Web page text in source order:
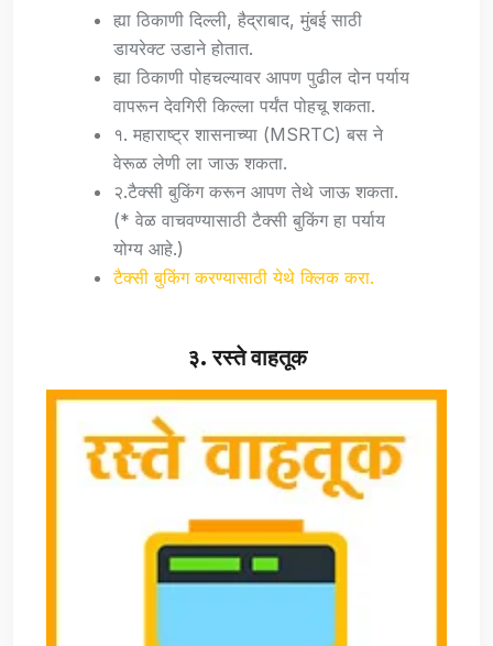
ह्या ठिकाणी दिल्ली, हैद्राबाद, मुंबई साठी
डायरेक्ट उडाने होतात.
ह्या ठिकाणी पोहचल्यावर आपण पुढील दोन पर्याय
वापरून देवगिरी किल्ला पर्यंत पोहचू शकता.
१. महाराष्ट्र शासनाच्या (MSRTC) बस ने
वेरूळ लेणी ला जाऊ शकता.
२.टैक्सी बुकिंग करून आपण तेथे जाऊ शकता.
(* वेळ वाचवण्यासाठी टैक्सी बुकिंग हा पर्याय
योग्य आहे.)
टैक्सी बुकिंग करण्यासाठी येथे क्लिक करा.
३. रस्ते वाहतूक